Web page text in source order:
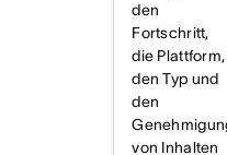
den
Fortschritt,
die Plattform,
den Typ und
den
von Inhalten